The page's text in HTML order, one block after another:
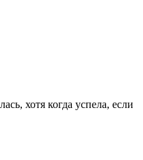
хотя когда успела, если